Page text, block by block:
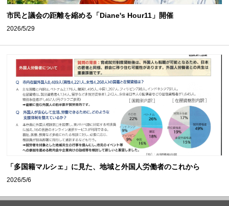
市民と議会の距離を縮める「Diane's Hour11」開催
2026/5/29
「多国籍マルシェ」に見た、地域と外国人労働者のこれから
2026/5/6